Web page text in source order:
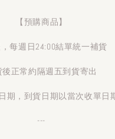
【預購商品】
每週日24:00結單統一補貨
後正常約隔週五到貨寄出
期，到貨日期以當次收單日
---